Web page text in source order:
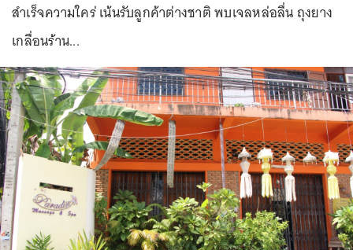
สำเร็จความใคร่ เน้นรับลูกค้าต่างชาติ พบเจลหล่อลื่น ถุงยาง
เกลื่อนร้าน...